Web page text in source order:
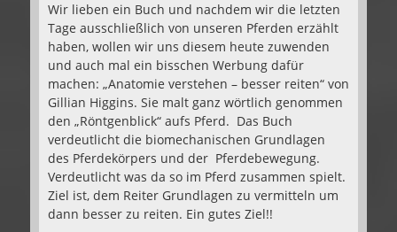
Wir lieben ein Buch und nachdem wir die letzten
Tage ausschließlich von unseren Pferden erzählt
haben, wollen wir uns diesem heute zuwenden
und auch mal ein bisschen Werbung dafür
machen: „Anatomie verstehen – besser reiten“ von
Gillian Higgins. Sie malt ganz wörtlich genommen
den „Röntgenblick“ aufs Pferd. Das Buch
verdeutlicht die biomechanischen Grundlagen
des Pferdekörpers und der Pferdebewegung.
Verdeutlicht was da so im Pferd zusammen spielt.
Ziel ist, dem Reiter Grundlagen zu vermitteln um
dann besser zu reiten. Ein gutes Ziel!!